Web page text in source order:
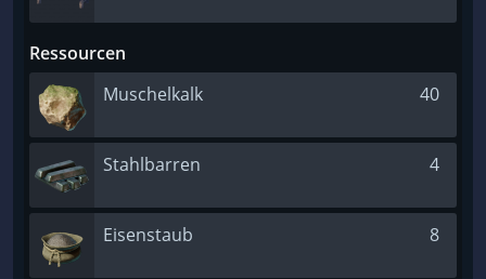
Ressourcen
Muschelkalk
40
Stahlbarren 4
Eisenstaub 8